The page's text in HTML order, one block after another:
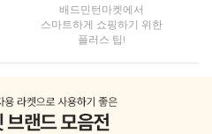
배드민턴마켓에서
스마트하게 쇼핑하기 위한
플러스 팁!